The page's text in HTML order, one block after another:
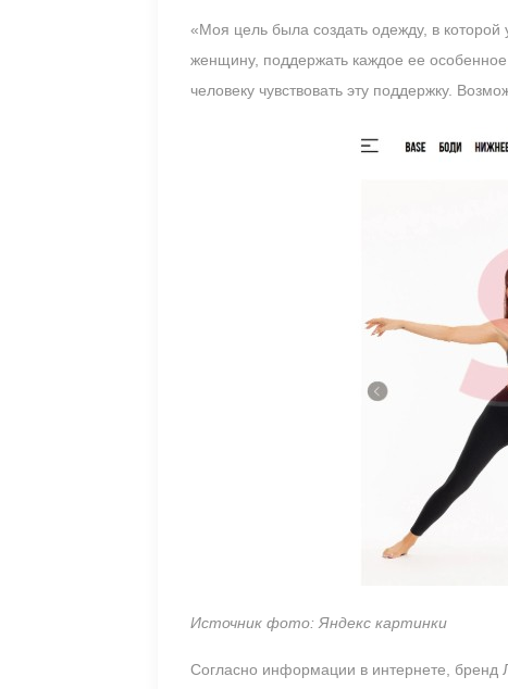
«Моя цель была создать одежду, в
женщину, поддержать каждое ее
человеку чувствовать эту поддержку.
Источник фото: Яндекс картинки
Согласно информации в интернете, бренд